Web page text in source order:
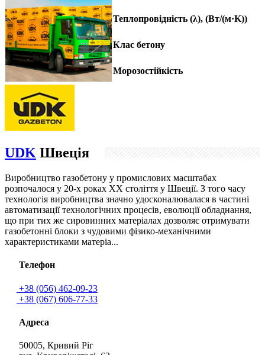
Теплопровідність (λ), (Вт/(м·K))
Клас бетону
Морозостійкість
UDK Швеція
Виробництво газобетону у промислових масштабах
розпочалося у 20-х роках ХХ століття у Швеції. З того часу
технологія виробництва значно удосконалювалася в частині
автоматизації технологічних процесів, еволюції обладнання,
що при тих же сировинних матеріалах дозволяє отримувати
газобетонні блоки з чудовими фізико-механічними
характеристиками матеріа...
Телефон
+38 (056) 462-09-23
+38 (067) 606-77-33
Адреса
50005, Кривий Ріг